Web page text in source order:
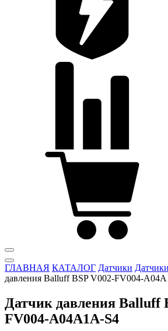
ГЛАВНАЯ КАТАЛОГ Датчики
давления Balluff BSP V002-FV004-
Датчик давления Balluff
FV004-A04A1A-S4